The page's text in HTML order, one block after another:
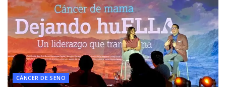
CÁNCER DE SENO